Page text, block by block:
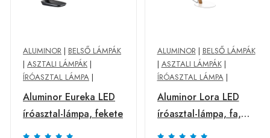
ALUMINOR | BELSŐ LÁMPÁK
| ASZTALI LÁMPÁK |
ÍRÓASZTAL LÁMPA |
Aluminor Eureka LED
íróasztal-lámpa, fekete
ALUMINOR| BELSŐ LÁMPÁK
| ASZTALI LÁMPÁK|
ÍRÓASZTAL LÁMPA|
Aluminor Lora LED
íróasztal-lámpa, fa,
fehér